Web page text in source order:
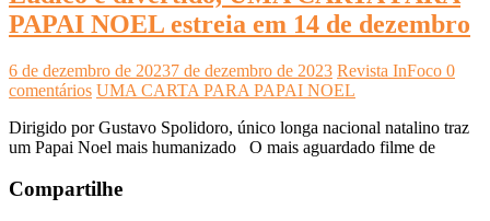
PAPAI NOEL estreia em 14 de dezembro
6 de dezembro de 20237 de dezembro de 2023 Revista InFoco 0
comentários UMA CARTA PARA PAPAI NOEL
Dirigido por Gustavo Spolidoro, único longa nacional natalino traz
um Papai Noel mais humanizado O mais aguardado filme de
Compartilhe